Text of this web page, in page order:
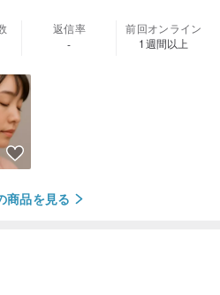
返信率
-
前回オンライン
1週間以上
商品を見る